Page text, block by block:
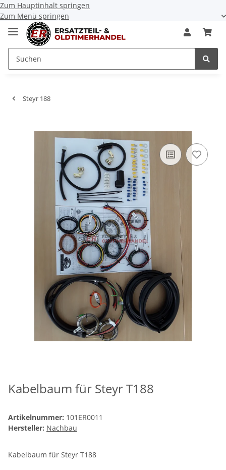
Zum Hauptinhalt springen
Zum Menü springen
Steyr 188
Kabelbaum für Steyr T188
Artikelnummer: 101ER0011
Hersteller: Nachbau
Kabelbaum für Steyr T188